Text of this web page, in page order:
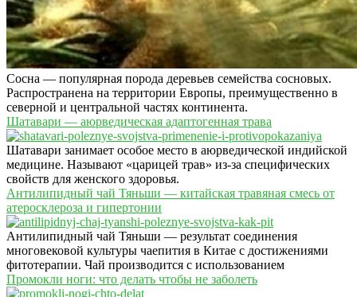
Сосна — популярная порода деревьев семейства сосновых.
Распространена на территории Европы, преимущественно в
северной и центральной частях континента.
Шатавари — аюрведическая адаптогенная трава
Шатавари занимает особое место в аюрведической индийской
медицине. Называют «царицей трав» из-за специфических
свойств для женского здоровья.
Антилипидный чай Тяньши — китайская травяная смесь от
атеросклероза и гипертонии
Антилипидный чай Тяньши — результат соединения
многовековой культуры чаепития в Китае с достижениями
фитотерапии. Чай производится с использованием
Промокли ноги: что делать чтобы не заболеть